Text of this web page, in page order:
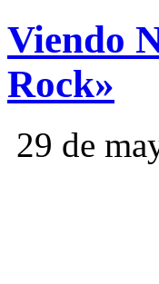
Viendo
Rock»
29 de